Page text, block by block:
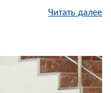
Читать далее